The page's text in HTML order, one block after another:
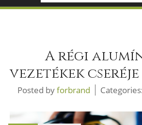
A régi
vezetékek
Posted byforbrand